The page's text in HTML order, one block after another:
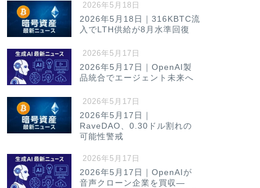
2026年5月18日
2026年5月18日｜316KBTC流
入でLTH供給が8月水準回復
2026年5月17日
2026年5月17日｜OpenAI製
品統合でエージェント未来へ
2026年5月17日
2026年5月17日｜
RaveDAO、0.30ドル割れの
可能性警戒
2026年5月17日
2026年5月17日｜OpenAIが
音声クローン企業を買収—